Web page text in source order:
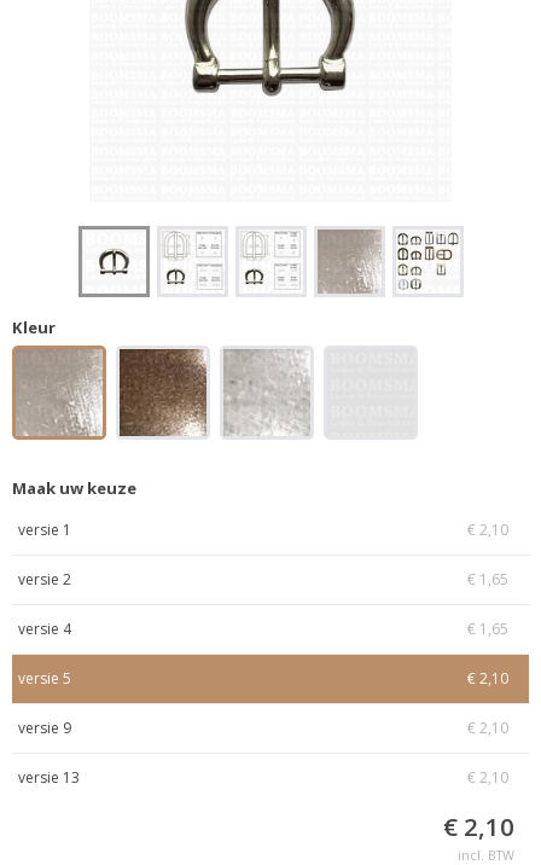
Kleur
Maak uw keuze
versie 1 € 2,10
versie 2 € 1,65
versie 4 € 1,65
versie 5 € 2,10
versie 9 € 2,10
versie 13 € 2,10
€ 2,10
incl. BTW